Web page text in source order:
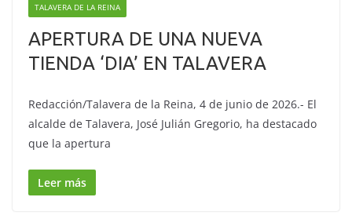
TALAVERA DE LA REINA
APERTURA DE UNA NUEVA
TIENDA ‘DIA’ EN TALAVERA
Redacción/Talavera de la Reina, 4 de junio de 2026.- El
alcalde de Talavera, José Julián Gregorio, ha destacado
que la apertura
Leer más